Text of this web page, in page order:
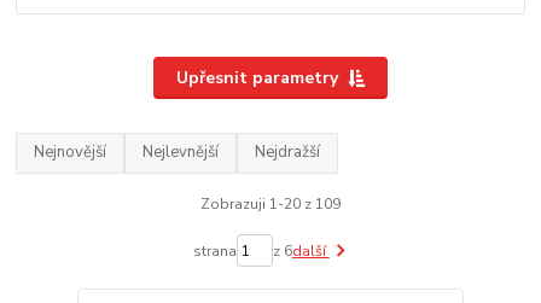
Upřesnit parametry
Nejnovější Nejlevnější Nejdražší
Zobrazuji 1-20 z 109
strana z 6další